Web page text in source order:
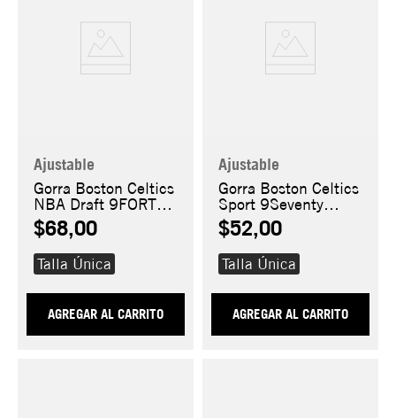
Ajustable
Gorra Boston Celtics
NBA Draft 9FORTY
A-Frame
$68,00
Talla Única
AGREGAR AL CARRITO
Ajustable
Gorra Boston Celtics
Sport 9Seventy
Stretch Snap
$52,00
Talla Única
AGREGAR AL CARRITO